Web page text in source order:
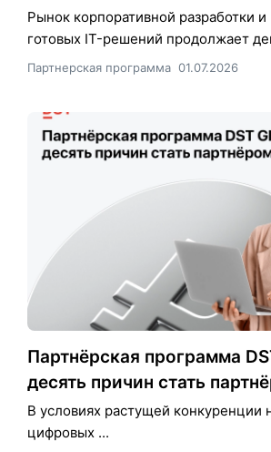
Рынок корпоративной разработки
готовых IT-решений продолжает
Партнерская программа 01.07.2026
Партнёрская программа
десять причин стать
В условиях растущей конкуренции
цифровых ...